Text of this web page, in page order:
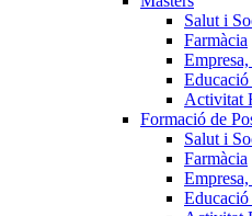
Salut i
Farmàcia
Activitat
Formació de
Salut i
Farmàcia